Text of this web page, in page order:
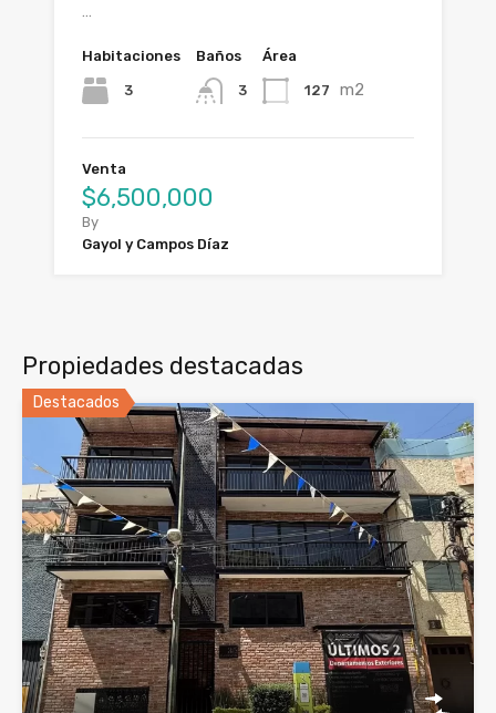
…
Habitaciones
3
Baños
3
Área
127 m2
Venta
$6,500,000
By
Gayol y Campos Díaz
Propiedades destacadas
Destacados